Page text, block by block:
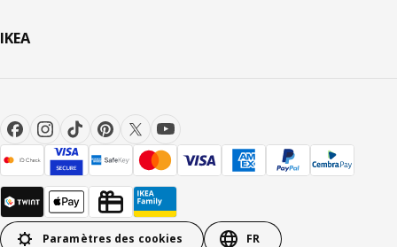
IKEA
Paramètres des cookies FR